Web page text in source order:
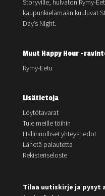
Storyville, hulvaton Rymy-
kaupunkielämään kuuluvat
Day’s Night.
Muut Happy Hour -
Rymy-Eetu
Lisätietoja
Löytötavarat
Tule meille töihin
Hallinnolliset yhteystiedot
Lähetä palautetta
Rekisteriseloste
Tilaa uutiskirje ja pysyt